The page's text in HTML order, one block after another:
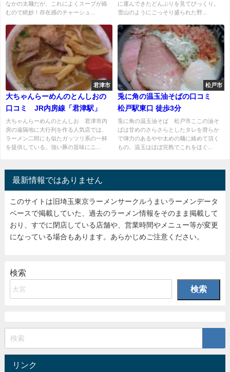
なかの太麺だが、これによくスープが絡
むので絶妙！存在感のチャーシュ...
に運んできたどんぶりを見てびっくり。
雪山のようにごっそり盛られた野...
君津市
大ちゃんらーめんのとんしおの
口コミ JR内房線「君津駅」
大ちゃんらーめんのとんしお 君津市内
房の遠隔地に大行列を作る人気店では、
ラーメン二郎にも似たガッツリ系の一杯
を提供している。強い豚の旨味にニ...
松戸市
兎に角の温玉油そばの口コミ
松戸駅東口 徒歩3分
兎に角の温玉油そば 松戸市ここの油そ
ばは甘めのさらさらとしたタレを滑らか
で弾力のあるやや太めの麺に絡めて頂く
もの。温玉はほぼ完熟でこれをほぐ...
最新情報ではありません
このサイトは旧埼玉東京ラーメンサークルうまいラーメンデータ
ベースで掲載していた、過去のラーメン情報をそのまま掲載して
おり、すでに閉店している店舗や、営業時間やメニュー等が変更
になっている場合もあります。あらかじめご注意ください。
検索
検索
リンク